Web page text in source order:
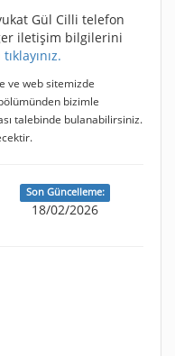
Gül Cilli telefon
iletişim bilgilerini
tıklayınız.
ve web sitemizde
bizimle
talebinde bulanabilirsiniz.
Son Güncelleme:
18/02/2026